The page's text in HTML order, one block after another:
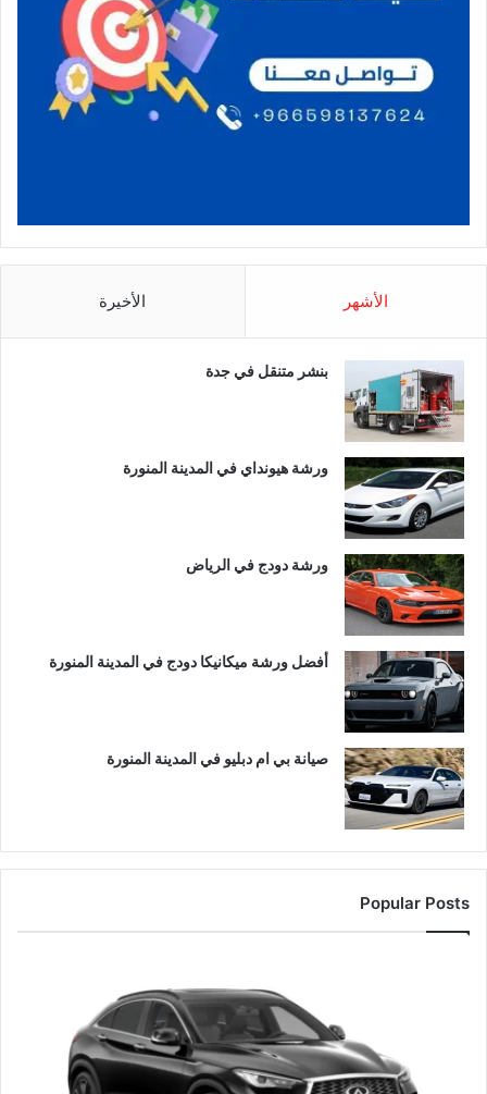
الأشهر الأخيرة
بنشر متنقل في جدة
ورشة هيونداي في المدينة المنورة
ورشة دودج في الرياض
أفضل ورشة ميكانيكا دودج في المدينة المنورة
صيانة بي ام دبليو في المدينة المنورة
Popular Posts